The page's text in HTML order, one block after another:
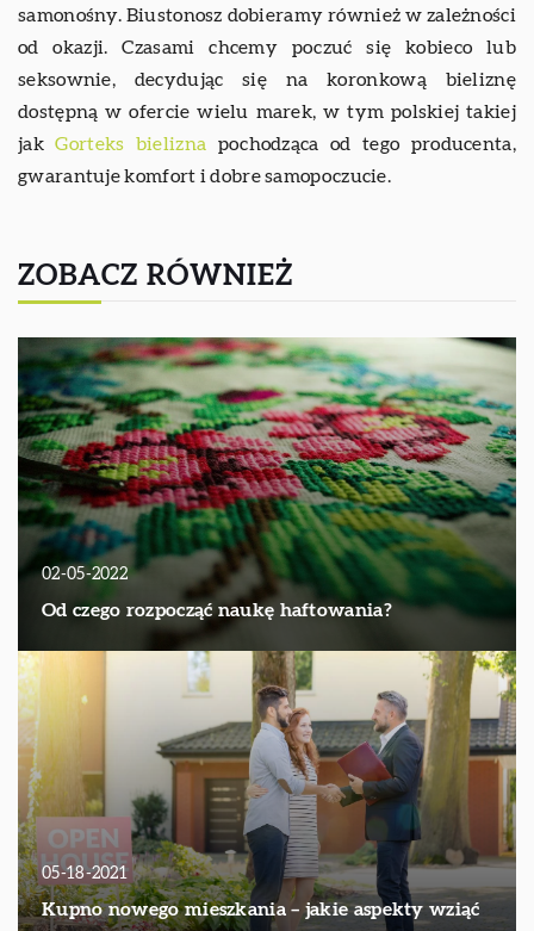
samonośny. Biustonosz dobieramy również w zależności
od okazji. Czasami chcemy poczuć się kobieco lub
seksownie, decydując się na koronkową bieliznę
dostępną w ofercie wielu marek, w tym polskiej takiej
jakGorteks bielizna pochodząca od tego producenta,
gwarantuje komfort i dobre samopoczucie.
ZOBACZ RÓWNIEŻ
02-05-2022
Od czego rozpocząć naukę haftowania?
05-18-2021
Kupno nowego mieszkania – jakie aspekty wziąć